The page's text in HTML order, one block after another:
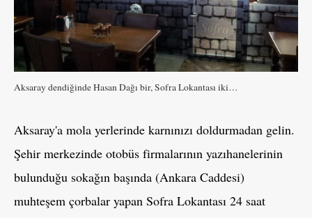
Aksaray dendiğinde Hasan Dağı bir, Sofra Lokantası iki…
Aksaray'a mola yerlerinde karnınızı doldurmadan gelin.
Şehir merkezinde otobüs firmalarının yazıhanelerinin
bulunduğu sokağın başında (Ankara Caddesi)
muhteşem çorbalar yapan Sofra Lokantası 24 saat